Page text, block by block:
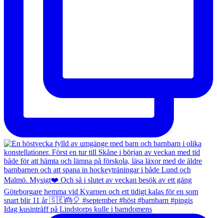
Idag kusinträff på Lindstorps kulle i barndomens